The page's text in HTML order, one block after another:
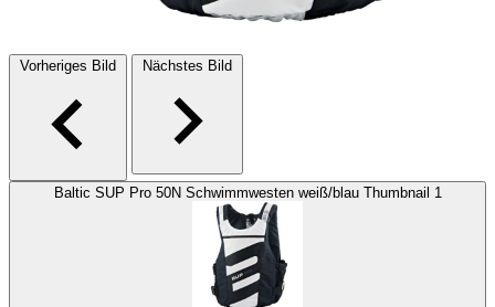
Vorheriges Bild Nächstes Bild
Baltic SUP Pro 50N Schwimmwesten weiß/blau Thumbnail 1